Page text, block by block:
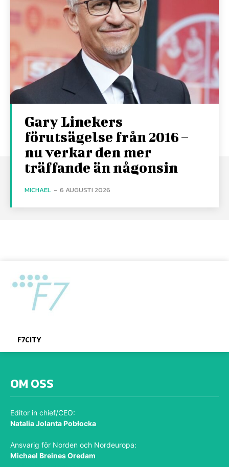
Gary Linekers
förutsägelse från 2016 –
nu verkar den mer
träffande än någonsin
MICHAEL - 6 AUGUSTI 2026
F7CITY
OM OSS
Editor in chief/CEO:
Natalia Jolanta Pobłocka
Ansvarig för Norden och Nordeuropa:
Michael Breines Oredam